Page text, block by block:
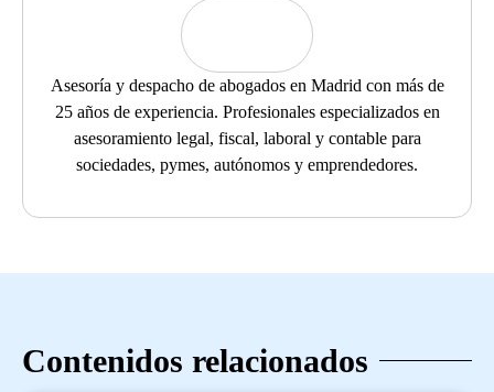
Asesoría y despacho de abogados en Madrid con más de
25 años de experiencia. Profesionales especializados en
asesoramiento legal, fiscal, laboral y contable para
sociedades, pymes, autónomos y emprendedores.
Contenidos relacionados